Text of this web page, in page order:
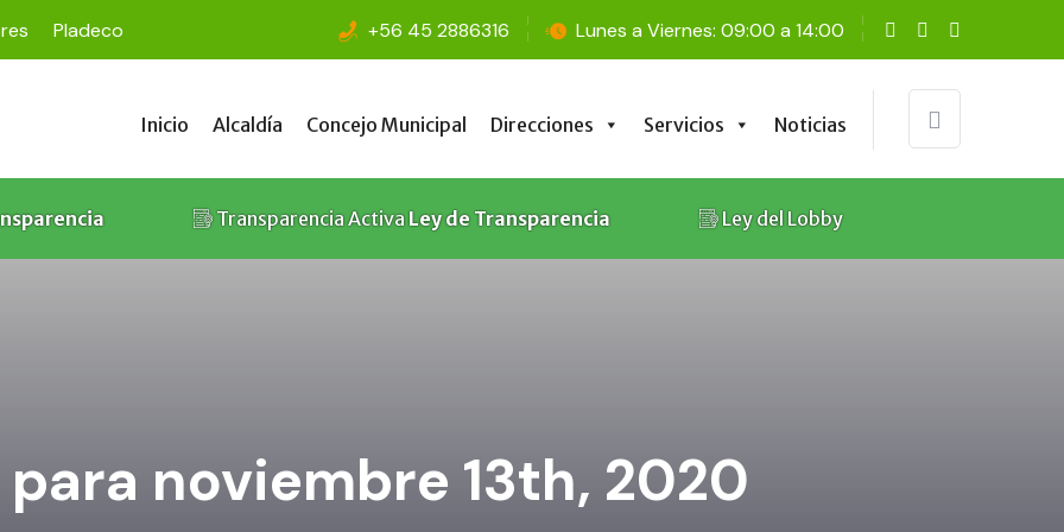
Pladeco +56 45 2886316 Lunes a Viernes: 09:00 a 14:00
Inicio Alcaldía Concejo Municipal Direcciones Servicios Noticias
Transparencia ActivaLey de Transparencia Ley del Lobby
Inicio Alcaldía Concejo Municipal Direcciones Servicios Noticias
noviembre 13th, 2020